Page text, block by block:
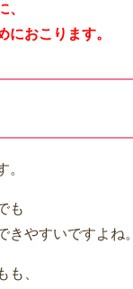
、
におこります。
。
も
きやすいですよね。
も、